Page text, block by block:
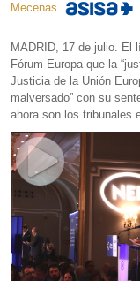
Mecenas
MADRID, 17 de julio. El
Fórum Europa que la
Justicia de la Unión
malversado” con su
ahora son los tribunales